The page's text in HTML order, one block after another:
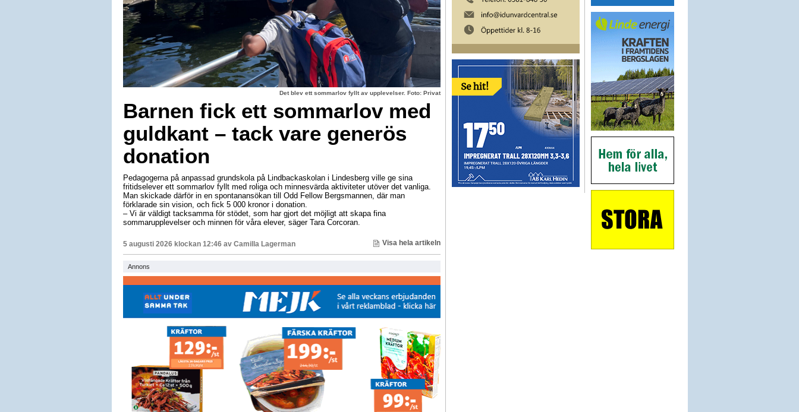
Det blev ett sommarlov fyllt av upplevelser. Foto: Privat
Barnen fick ett sommarlov med
guldkant – tack vare generös
donation
Pedagogerna på anpassad grundskola på Lindbackaskolan i Lindesberg ville ge sina
fritidselever ett sommarlov fyllt med roliga och minnesvärda aktiviteter utöver det vanliga.
Man skickade därför in en spontanansökan till Odd Fellow Bergsmannen, där man
förklarade sin vision, och fick 5 000 kronor i donation.
– Vi är väldigt tacksamma för stödet, som har gjort det möjligt att skapa fina
sommarupplevelser och minnen för våra elever, säger Tara Corcoran.
5 augusti 2026 klockan 12:46 av Camilla Lagerman Visa hela artikeln
Annons